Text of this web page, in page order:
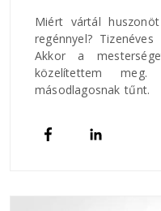
Miért vártál
regénnyel?
Akkor a
közelítettem
másodlagosnak tűnt.